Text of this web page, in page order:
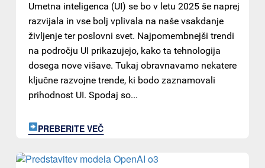
Umetna inteligenca (UI) se bo v letu 2025 še naprej
razvijala in vse bolj vplivala na naše vsakdanje
življenje ter poslovni svet. Najpomembnejši trendi
na področju UI prikazujejo, kako ta tehnologija
dosega nove višave. Tukaj obravnavamo nekatere
ključne razvojne trende, ki bodo zaznamovali
prihodnost UI. Spodaj so...
PREBERITE VEČ